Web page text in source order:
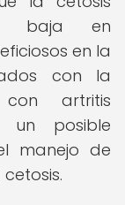
baja en
en la
con la
artritis
un posible
manejo de